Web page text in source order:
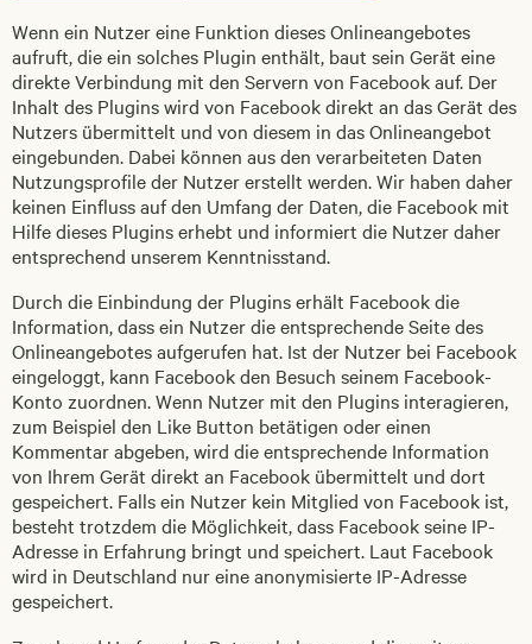
Wenn ein Nutzer eine Funktion dieses Onlineangebotes
aufruft, die ein solches Plugin enthält, baut sein Gerät eine
direkte Verbindung mit den Servern von Facebook auf. Der
Inhalt des Plugins wird von Facebook direkt an das Gerät des
Nutzers übermittelt und von diesem in das Onlineangebot
eingebunden. Dabei können aus den verarbeiteten Daten
Nutzungsprofile der Nutzer erstellt werden. Wir haben daher
keinen Einfluss auf den Umfang der Daten, die Facebook mit
Hilfe dieses Plugins erhebt und informiert die Nutzer daher
entsprechend unserem Kenntnisstand.
Durch die Einbindung der Plugins erhält Facebook die
Information, dass ein Nutzer die entsprechende Seite des
Onlineangebotes aufgerufen hat. Ist der Nutzer bei Facebook
eingeloggt, kann Facebook den Besuch seinem Facebook-
Konto zuordnen. Wenn Nutzer mit den Plugins interagieren,
zum Beispiel den Like Button betätigen oder einen
Kommentar abgeben, wird die entsprechende Information
von Ihrem Gerät direkt an Facebook übermittelt und dort
gespeichert. Falls ein Nutzer kein Mitglied von Facebook ist,
besteht trotzdem die Möglichkeit, dass Facebook seine IP-
Adresse in Erfahrung bringt und speichert. Laut Facebook
wird in Deutschland nur eine anonymisierte IP-Adresse
gespeichert.